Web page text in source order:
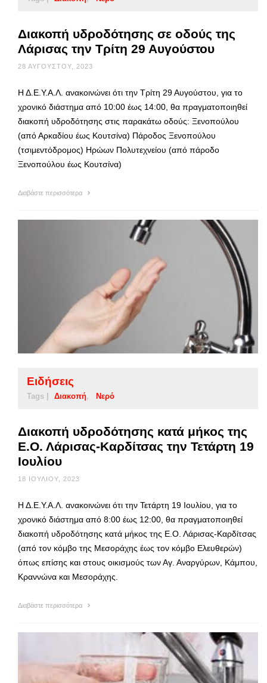
Διακοπή υδροδότησης σε οδούς της
Λάρισας την Τρίτη 29 Αυγούστου
28 ΑΥΓΟΎΣΤΟΥ, 2023
Η Δ.Ε.Υ.Α.Λ. ανακοινώνει ότι την Τρίτη 29 Αυγούστου, για το
χρονικό διάστημα από 10:00 έως 14:00, θα πραγματοποιηθεί
διακοπή υδροδότησης στις παρακάτω οδούς: Ξενοπούλου
(από Αρκαδίου έως Κουτσίνα) Πάροδος Ξενοπούλου
(τσιμεντόδρομος) Ηρώων Πολυτεχνείου (από πάροδο
Ξενοπούλου έως Κουτσίνα)
Διαβάστε περισσότερα
Ειδήσεις
Tags | Διακοπή Νερό
Διακοπή υδροδότησης κατά μήκος της
Ε.Ο. Λάρισας-Καρδίτσας την Τετάρτη 19
Ιουλίου
18 ΙΟΥΛΊΟΥ, 2023
Η Δ.Ε.Υ.Α.Λ. ανακοινώνει ότι την Τετάρτη 19 Ιουλίου, για το
χρονικό διάστημα από 8:00 έως 12:00, θα πραγματοποιηθεί
διακοπή υδροδότησης κατά μήκος της Ε.Ο. Λάρισας-Καρδίτσας
(από τον κόμβο της Μεσοράχης έως τον κόμβο Ελευθερών)
όπως επίσης και στους οικισμούς των Αγ. Αναργύρων, Κάμπου,
Κραννώνα και Μεσοράχης.
Διαβάστε περισσότερα